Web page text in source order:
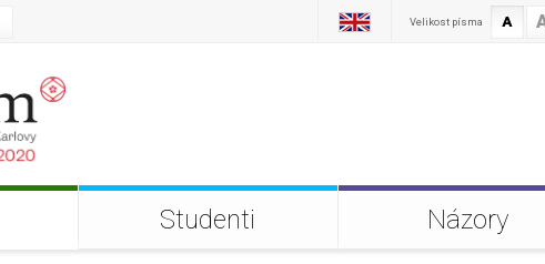
Studenti Názory
Velikost písma A